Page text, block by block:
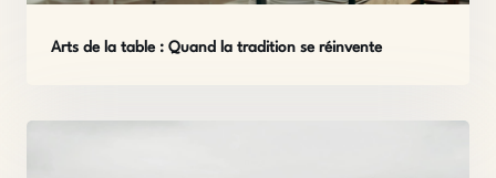
Arts de la table : Quand la tradition se réinvente